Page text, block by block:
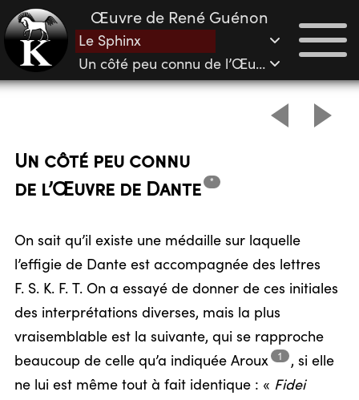
Œuvre de René Guénon
Le Sphinx
Un côté peu connu de l’Œuvre de Dante
Un côté peu connu
de l’Œuvre de Dante *
On sait qu’il existe une médaille sur laquelle
l’effigie de Dante est accompagnée des lettres
F. S. K. F. T. On a essayé de donner de ces initiales
des interprétations diverses, mais la plus
vraisemblable est la suivante, qui se rapproche
beaucoup de celle qu’a indiquée Aroux 1 , si elle
ne lui est même tout à fait identique : « Fidei